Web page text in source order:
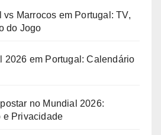
Marrocos em Portugal: TV,
do Jogo
2026 em Portugal: Calendário
no Mundial 2026:
e Privacidade